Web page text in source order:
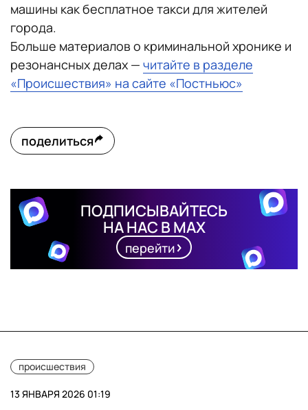
машины как бесплатное такси для жителей
города.
Больше материалов о криминальной хронике и
резонансных делах — читайте в разделе
«Происшествия» на сайте «Постньюс»
поделиться
ПОДПИСЫВАЙТЕСЬ
НА НАС В MAX
перейти
происшествия
13 ЯНВАРЯ 2026 01:19